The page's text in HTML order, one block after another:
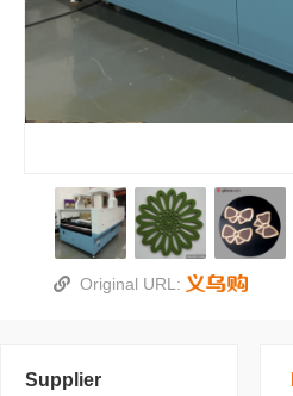
Original URL:
Supplier